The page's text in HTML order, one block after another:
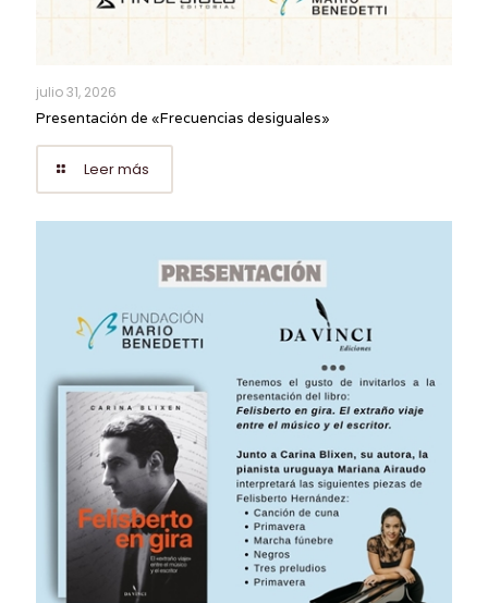
julio 31, 2026
Presentación de «Frecuencias desiguales»
Leer más